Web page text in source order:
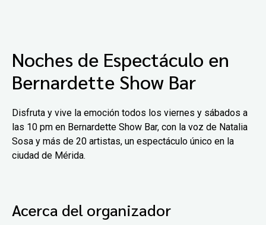
Noches de Espectáculo en
Bernardette Show Bar
Disfruta y vive la emoción todos los viernes y sábados a
las 10 pm en Bernardette Show Bar, con la voz de Natalia
Sosa y más de 20 artistas, un espectáculo único en la
ciudad de Mérida.
Acerca del organizador